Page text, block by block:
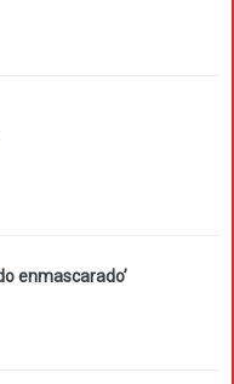
enmascarado’